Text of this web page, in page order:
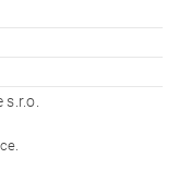
s.r.o.